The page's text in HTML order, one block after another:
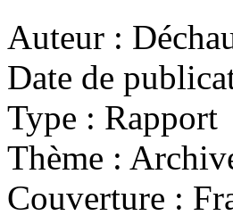
Auteur :
Date de
Type : Rapport
Thème :
Couverture :